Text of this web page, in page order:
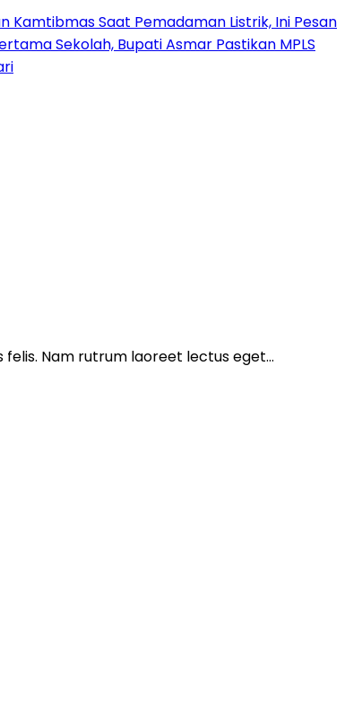
Kamtibmas Saat Pemadaman Listrik, Ini Pesan
Sekolah, Bupati Asmar Pastikan MPLS
felis. Nam rutrum laoreet lectus eget…